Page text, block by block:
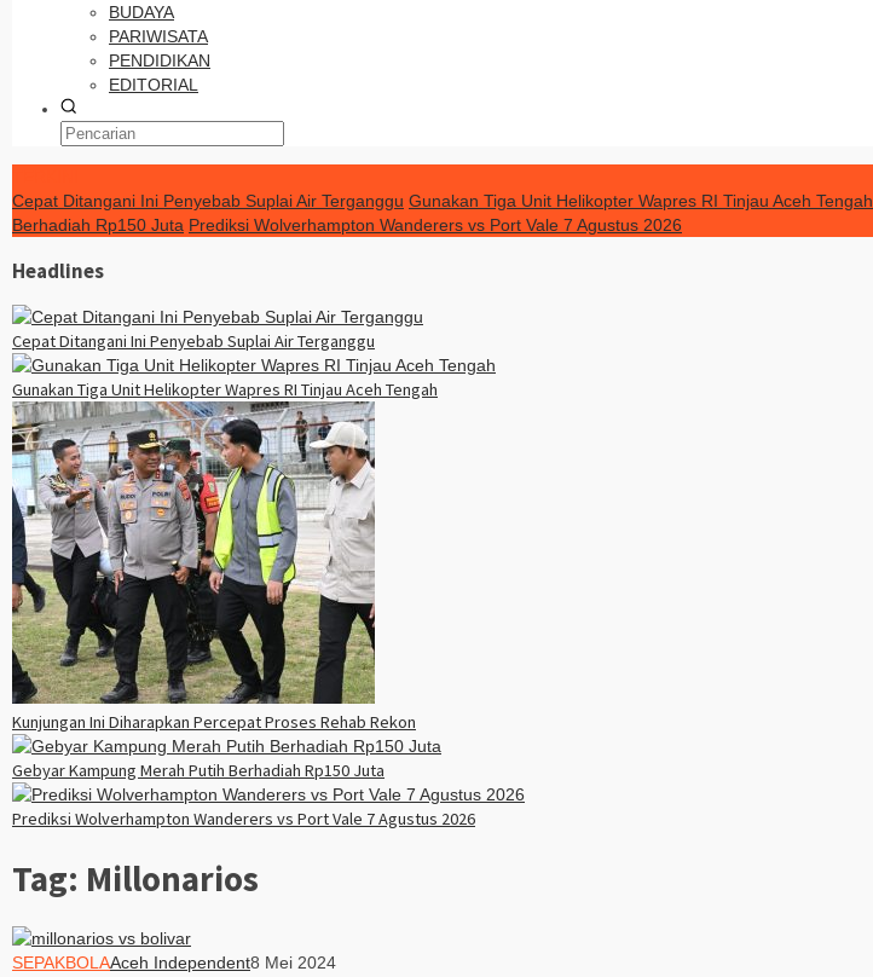
BUDAYA
PARIWISATA
PENDIDIKAN
EDITORIAL
Cepat Ditangani Ini Penyebab Suplai Air Terganggu Gunakan Tiga Unit Helikopter Wapres RI Tinjau Aceh Tengah
Berhadiah Rp150 Juta Prediksi Wolverhampton Wanderers vs Port Vale 7 Agustus 2026
Headlines
Cepat Ditangani Ini Penyebab Suplai Air Terganggu
Gunakan Tiga Unit Helikopter Wapres RI Tinjau Aceh Tengah
Kunjungan Ini Diharapkan Percepat Proses Rehab Rekon
Gebyar Kampung Merah Putih Berhadiah Rp150 Juta
Prediksi Wolverhampton Wanderers vs Port Vale 7 Agustus 2026
Tag: Millonarios
SEPAKBOLAAceh Independent8 Mei 2024